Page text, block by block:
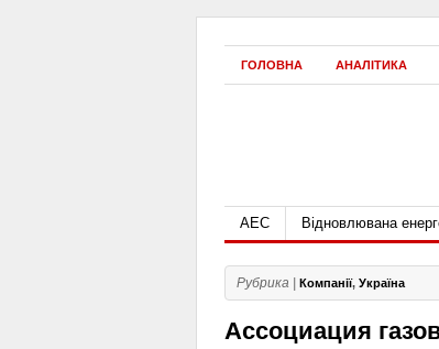
ГОЛОВНА АНАЛІТИКА
АЕС Відновлювана
Рубрика | Компанії, Україна
Ассоциация